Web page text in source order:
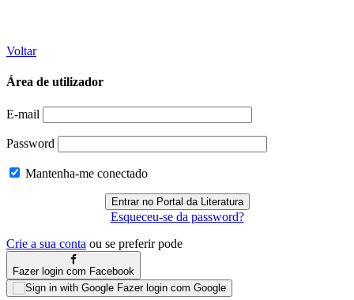
Voltar
Área de utilizador
E-mail
Password
Mantenha-me conectado
Esqueceu-se da password?
Crie a sua conta ou se preferir pode
Fazer login com Facebook
Fazer login com Google